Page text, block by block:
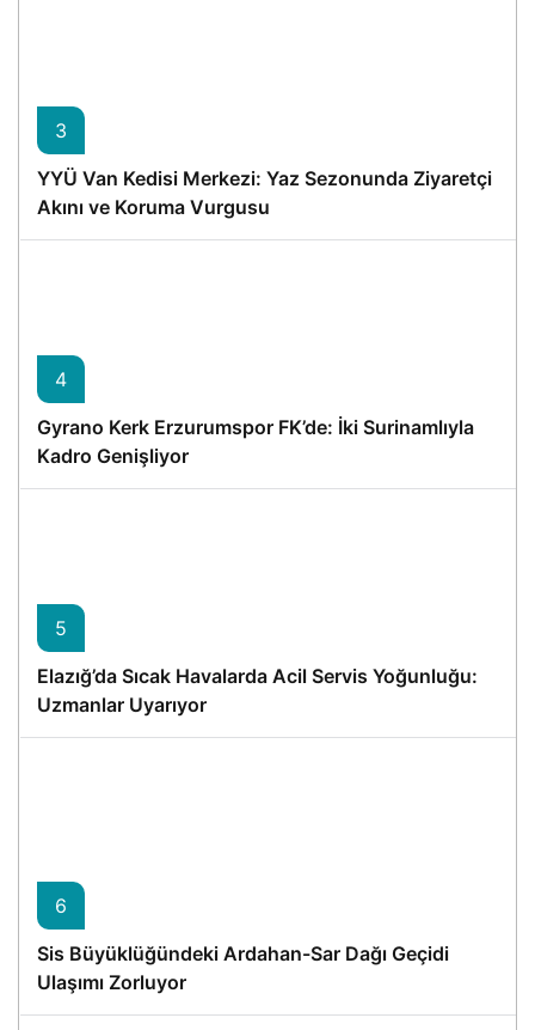
3
YYÜ Van Kedisi Merkezi: Yaz Sezonunda Ziyaretçi
Akını ve Koruma Vurgusu
4
Gyrano Kerk Erzurumspor FK’de: İki Surinamlıyla
Kadro Genişliyor
5
Elazığ’da Sıcak Havalarda Acil Servis Yoğunluğu:
Uzmanlar Uyarıyor
6
Sis Büyüklüğündeki Ardahan-Sar Dağı Geçidi
Ulaşımı Zorluyor